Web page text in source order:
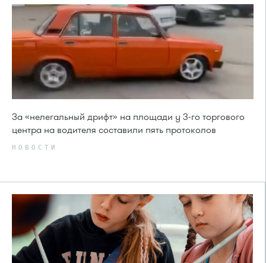
За «нелегальный дрифт» на площади у 3-го торгового
центра на водителя составили пять протоколов
НОВОСТИ